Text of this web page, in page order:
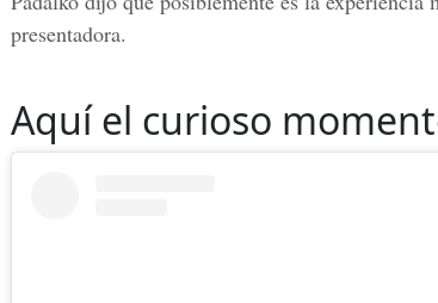
presentadora.
Aquí el curioso